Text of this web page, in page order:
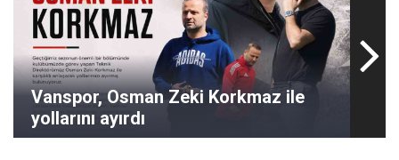
Vanspor, Osman Zeki Korkmaz ile
yollarını ayırdı